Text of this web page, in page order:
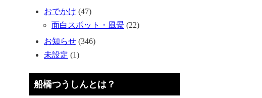
おでかけ (47)
面白スポット・風景 (22)
お知らせ (346)
未設定 (1)
船橋つうしんとは？